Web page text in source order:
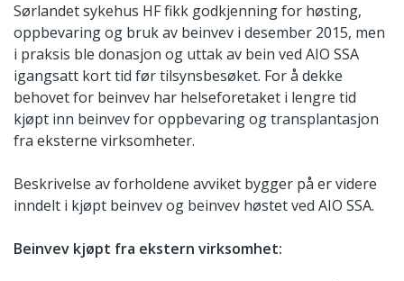
Sørlandet sykehus HF fikk godkjenning for høsting,
oppbevaring og bruk av beinvev i desember 2015, men
i praksis ble donasjon og uttak av bein ved AIO SSA
igangsatt kort tid før tilsynsbesøket. For å dekke
behovet for beinvev har helseforetaket i lengre tid
kjøpt inn beinvev for oppbevaring og transplantasjon
fra eksterne virksomheter.
Beskrivelse av forholdene avviket bygger på er videre
inndelt i kjøpt beinvev og beinvev høstet ved AIO SSA.
Beinvev kjøpt fra ekstern virksomhet: